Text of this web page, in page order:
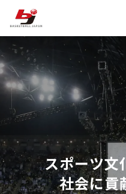
スポーツ文
社会に貢